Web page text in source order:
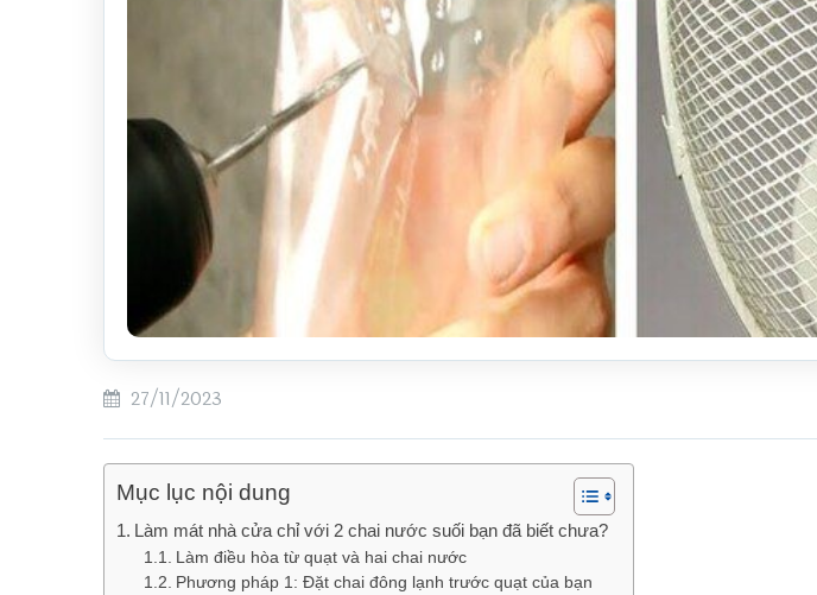
27/11/2023
Mục lục nội dung
Làm mát nhà cửa chỉ với 2 chai nước suối bạn đã biết chưa?
Làm điều hòa từ quạt và hai chai nước
Phương pháp 1: Đặt chai đông lạnh trước quạt của bạn